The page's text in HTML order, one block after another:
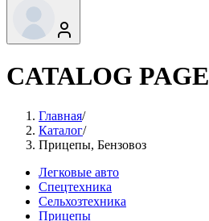
CATALOG PAGE
Главная/
Каталог/
Прицепы, Бензовоз
Легковые авто
Спецтехника
Сельхозтехника
Прицепы